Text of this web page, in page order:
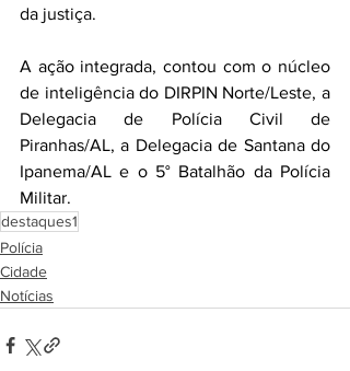
da justiça.
A ação integrada, contou com o núcleo
de inteligência do DIRPIN Norte/Leste, a
Delegacia de Polícia Civil de
Piranhas/AL, a Delegacia de Santana do
Ipanema/AL e o 5° Batalhão da Polícia
Militar.
destaques1
Polícia
Cidade
Notícias